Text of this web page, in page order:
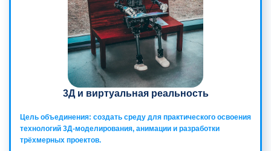
3Д и виртуальная реальность
Цель объединения: создать среду для практического освоения
технологий 3Д‑моделирования, анимации и разработки
трёхмерных проектов.